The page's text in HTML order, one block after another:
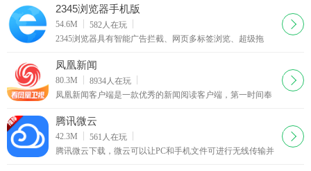
地图、百度音乐、百度视频等专业垂直搜索频道，方便用户
随时随地使用百度搜索服务。
2345浏览器手机版
54.6M 582人在玩
2345浏览器具有智能广告拦截、网页多标签浏览、超级拖
功能。功能特性收藏夹随身携带网站网址随身携带不丢失，
注册登录2345帐号。
下载
凤凰新闻
80.3M 8934人在玩
凤凰新闻客户端是一款优秀的新闻阅读客户端，第一时间奉
讯优势，每天24小时精心呈现全方位新闻讯息。
下载
腾讯微云
42.3M 561 人在玩
腾讯微云下载，微云可以让PC和手机文件可进行无线传输并
下载